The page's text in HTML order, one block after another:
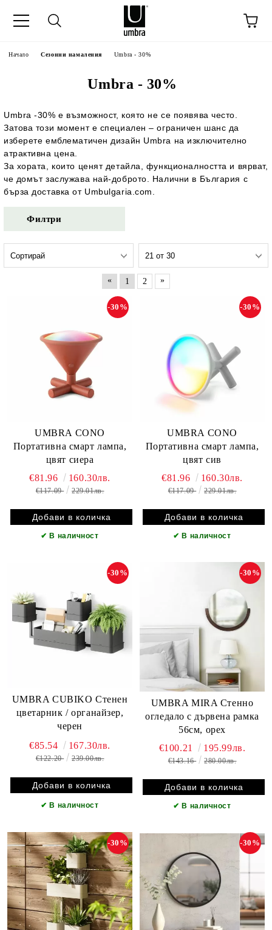
Начало Сезонни намаления Umbra - 30%
Umbra - 30%
Umbra -30% е възможност, която не се появява често.
Затова този момент е специален – ограничен шанс да
изберете емблематичен дизайн Umbra на изключително
атрактивна цена.
За хората, които ценят детайла, функционалността и вярват,
че домът заслужава най-доброто. Налични в България с
бърза доставка от Umbulgaria.com.
Филтри
« 1 2 »
UMBRA CONO
Портативна смарт лампа,
цвят сиера
-30%
€81.96 160.30лв.
€117.09 229.01лв.
✔ В наличност
UMBRA CONO
Портативна смарт лампа,
цвят сив
-30%
€81.96 160.30лв.
€117.09 229.01лв.
✔ В наличност
UMBRA CUBIKO Стенен
цветарник / органайзер,
черен
-30%
€85.54 167.30лв.
€122.20 239.00лв.
✔ В наличност
UMBRA MIRA Стенно
огледало с дървена рамка
56см, орех
-30%
€100.21 195.99лв.
€143.16 280.00лв.
✔ В наличност
-30% -30%